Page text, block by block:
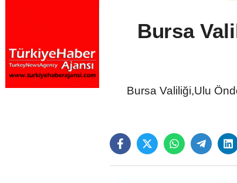
Bursa
Bursa Valiliği,Ulu